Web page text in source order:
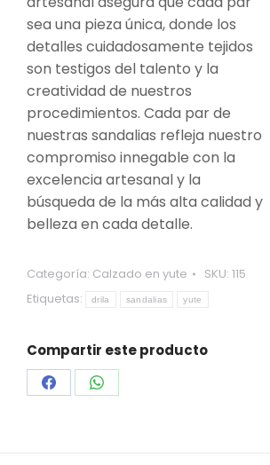
sea una pieza única, donde los
detalles cuidadosamente tejidos
son testigos del talento y la
creatividad de nuestros
procedimientos. Cada par de
nuestras sandalias refleja nuestro
compromiso innegable con la
excelencia artesanal y la
búsqueda de la más alta calidad y
belleza en cada detalle.
Categoría: Calzado en yute SKU:115
Etiquetas:
drila sandalias yute
Compartir este producto
Share Share